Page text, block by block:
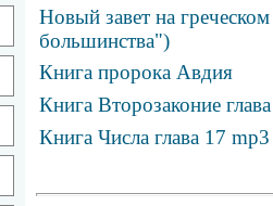
Новый завет на
большинства")
Книга пророка Авдия
Книга Второзаконие
Книга Числа глава 17 mp3